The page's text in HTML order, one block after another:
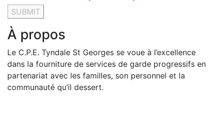
SUBMIT
À propos
Le C.P.E. Tyndale St Georges se voue à l’excellence
dans la fourniture de services de garde progressifs en
partenariat avec les familles, son personnel et la
communauté qu’il dessert.